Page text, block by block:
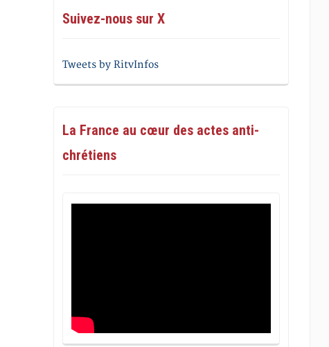
Suivez-nous sur X
Tweets by RitvInfos
La France au cœur des actes anti-
chrétiens